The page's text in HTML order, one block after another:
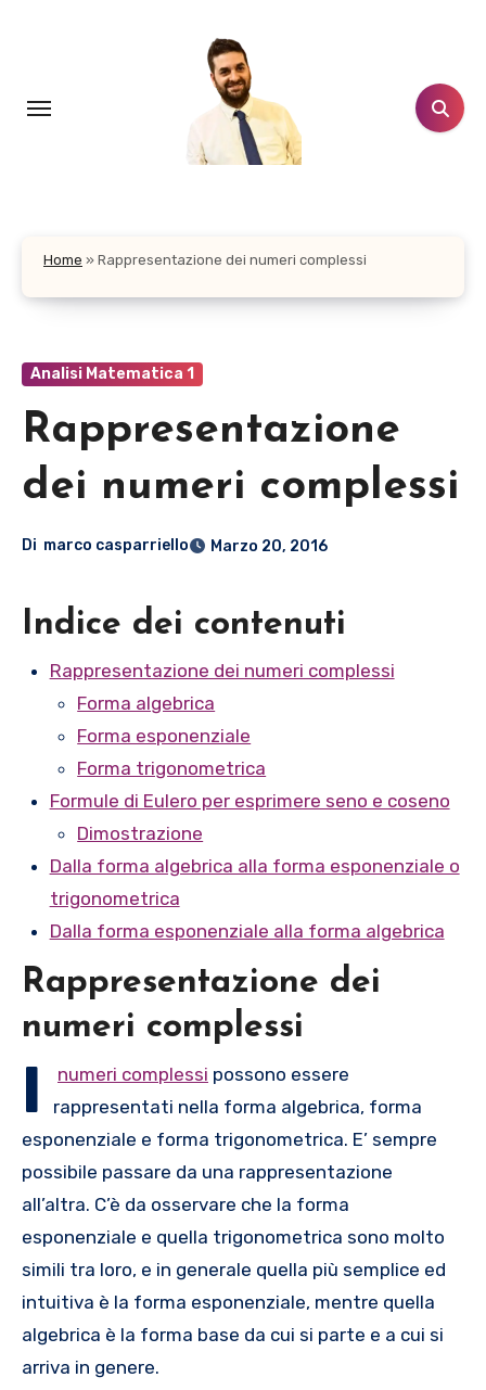
Home » Rappresentazione dei numeri complessi
Analisi Matematica 1
Rappresentazione
dei numeri complessi
Di marco casparriello Marzo 20, 2016
Indice dei contenuti
Rappresentazione dei numeri complessi
Forma algebrica
Forma esponenziale
Forma trigonometrica
Formule di Eulero per esprimere seno e coseno
Dimostrazione
Dalla forma algebrica alla forma esponenziale o
trigonometrica
Dalla forma esponenziale alla forma algebrica
Rappresentazione dei
numeri complessi
I numeri complessi possono essere
rappresentati nella forma algebrica, forma
esponenziale e forma trigonometrica. E’ sempre
possibile passare da una rappresentazione
all’altra. C’è da osservare che la forma
esponenziale e quella trigonometrica sono molto
simili tra loro, e in generale quella più semplice ed
intuitiva è la forma esponenziale, mentre quella
algebrica è la forma base da cui si parte e a cui si
arriva in genere.